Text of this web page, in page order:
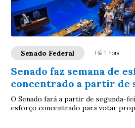
Senado Federal Há 1 hora
Senado faz semana de
concentrado a partir de
O Senado fará a partir de segunda-
esforço concentrado para votar